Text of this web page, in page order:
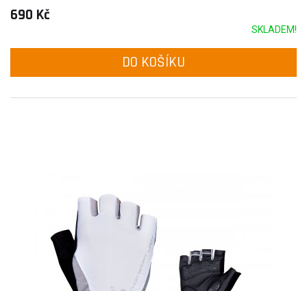
690 Kč
SKLADEM!
DO KOŠÍKU